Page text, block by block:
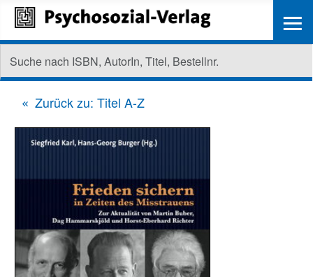
Zurück zu: Titel A-Z
≡